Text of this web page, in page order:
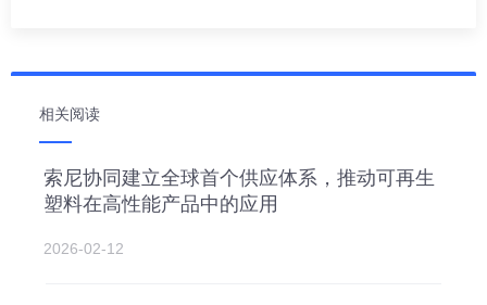
相关阅读
索尼协同建立全球首个供应体系，推动可再生
塑料在高性能产品中的应用
2026-02-12